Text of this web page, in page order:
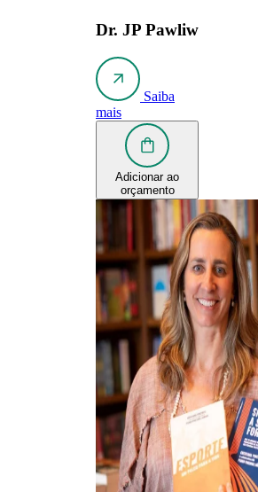
Dr. JP Pawliw
Saiba
mais
Adicionar ao
orçamento